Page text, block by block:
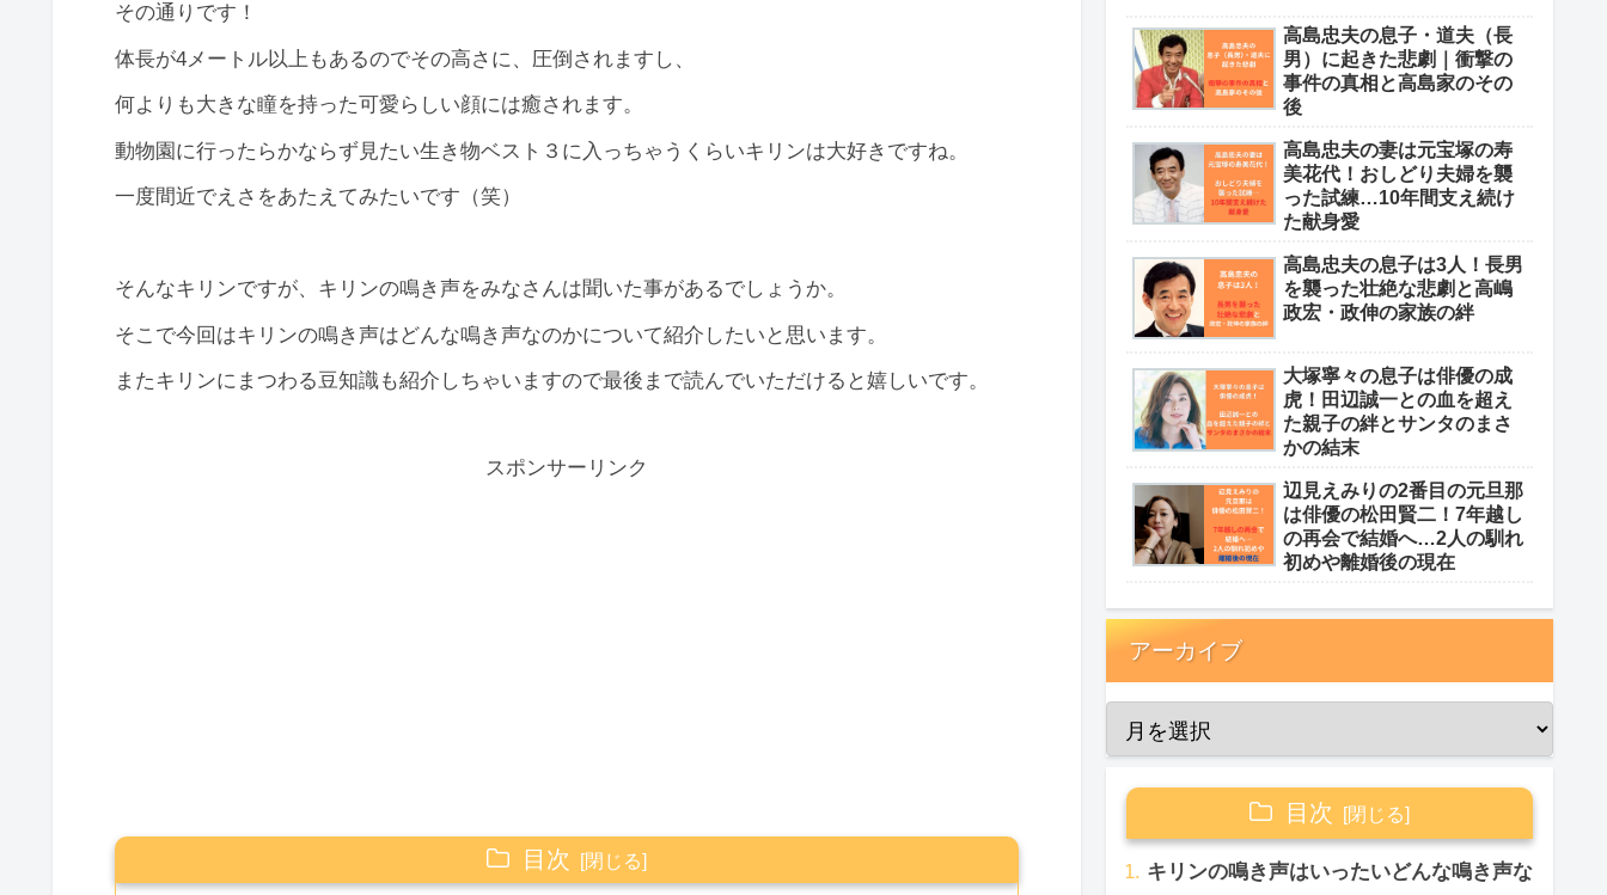
その通りです！
体長が4メートル以上もあるのでその高さに、圧倒されますし、
何よりも大きな瞳を持った可愛らしい顔には癒されます。
動物園に行ったらかならず見たい生き物ベスト３に入っちゃうくらいキリンは大好きですね。
一度間近でえさをあたえてみたいです（笑）
そんなキリンですが、キリンの鳴き声をみなさんは聞いた事があるでしょうか。
そこで今回はキリンの鳴き声はどんな鳴き声なのかについて紹介したいと思います。
またキリンにまつわる豆知識も紹介しちゃいますので最後まで読んでいただけると嬉しいです。
スポンサーリンク
目次
高島忠夫の息子・道夫（長
男）に起きた悲劇｜衝撃の
事件の真相と高島家のその
後
高島忠夫の妻は元宝塚の寿
美花代！おしどり夫婦を襲
った試練…10年間支え続け
た献身愛
高島忠夫の息子は3人！長男
を襲った壮絶な悲劇と高嶋
政宏・政伸の家族の絆
大塚寧々の息子は俳優の成
虎！田辺誠一との血を超え
た親子の絆とサンタのまさ
かの結末
辺見えみりの2番目の元旦那
は俳優の松田賢二！7年越し
の再会で結婚へ…2人の馴れ
初めや離婚後の現在
アーカイブ
目次
キリンの鳴き声はいったいどんな鳴き声な